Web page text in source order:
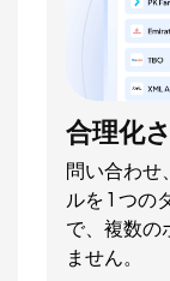
合理化
問い合わせ
ルを 1 つの
で、複数の
ません。